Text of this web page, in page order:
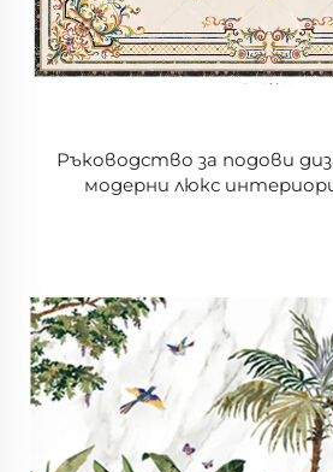
Ръководство за подови
модерни люкс